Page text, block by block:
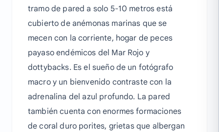
tramo de pared a solo 5-10 metros está
cubierto de anémonas marinas que se
mecen con la corriente, hogar de peces
payaso endémicos del Mar Rojo y
dottybacks. Es el sueño de un fotógrafo
macro y un bienvenido contraste con la
adrenalina del azul profundo. La pared
también cuenta con enormes formaciones
de coral duro porites, grietas que albergan